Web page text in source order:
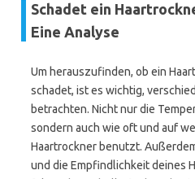
Schadet ein
Eine Analyse
Um herauszufinden, ob ein
schadet, ist es wichtig,
betrachten. Nicht nur die
sondern auch wie oft und auf
Haartrockner benutzt.
und die Empfindlichkeit deines